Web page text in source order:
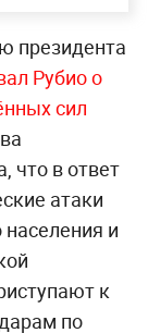
президента
Рубио о
сил
что в ответ
атаки
и
к
по